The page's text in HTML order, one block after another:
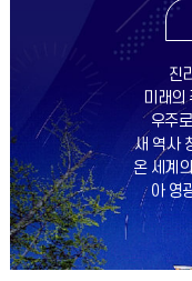
진
미래의
우주
새 역사
온 세계
아 영